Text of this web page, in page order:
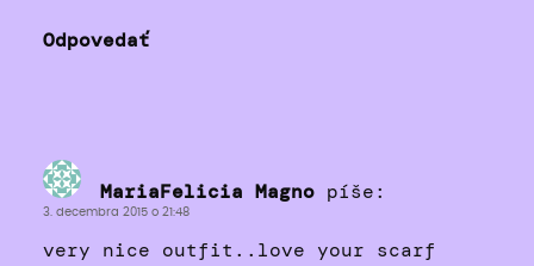
Odpovedať
MariaFelicia Magno píše:
3. decembra 2015 o 21:48
very nice outfit..love your scarf